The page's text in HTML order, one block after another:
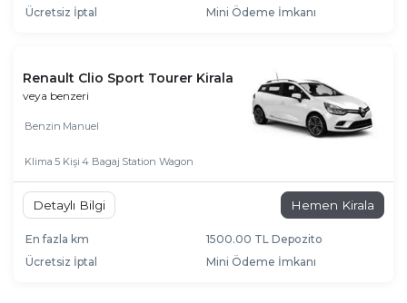
Ücretsiz İptal
Mini Ödeme İmkanı
Renault Clio Sport Tourer Kirala
veya benzeri
Benzin Manuel
Klima 5 Kişi 4 Bagaj Station Wagon
Detaylı Bilgi Hemen Kirala
En fazla km
1500.00 TL Depozito
Ücretsiz İptal
Mini Ödeme İmkanı